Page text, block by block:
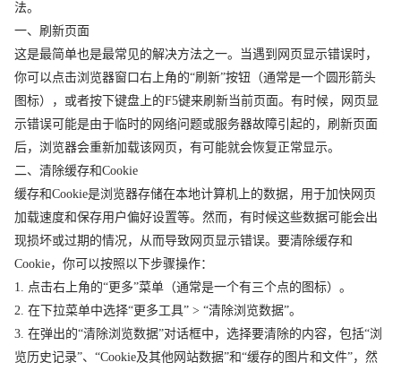
法。
一、刷新页面
这是最简单也是最常见的解决方法之一。当遇到网页显示错误时，
你可以点击浏览器窗口右上角的“刷新”按钮（通常是一个圆形箭头
图标），或者按下键盘上的F5键来刷新当前页面。有时候，网页显
示错误可能是由于临时的网络问题或服务器故障引起的，刷新页面
后，浏览器会重新加载该网页，有可能就会恢复正常显示。
二、清除缓存和Cookie
缓存和Cookie是浏览器存储在本地计算机上的数据，用于加快网页
加载速度和保存用户偏好设置等。然而，有时候这些数据可能会出
现损坏或过期的情况，从而导致网页显示错误。要清除缓存和
Cookie，你可以按照以下步骤操作：
1. 点击右上角的“更多”菜单（通常是一个有三个点的图标）。
2. 在下拉菜单中选择“更多工具” > “清除浏览数据”。
3. 在弹出的“清除浏览数据”对话框中，选择要清除的内容，包括“浏
览历史记录”、“Cookie及其他网站数据”和“缓存的图片和文件”，然